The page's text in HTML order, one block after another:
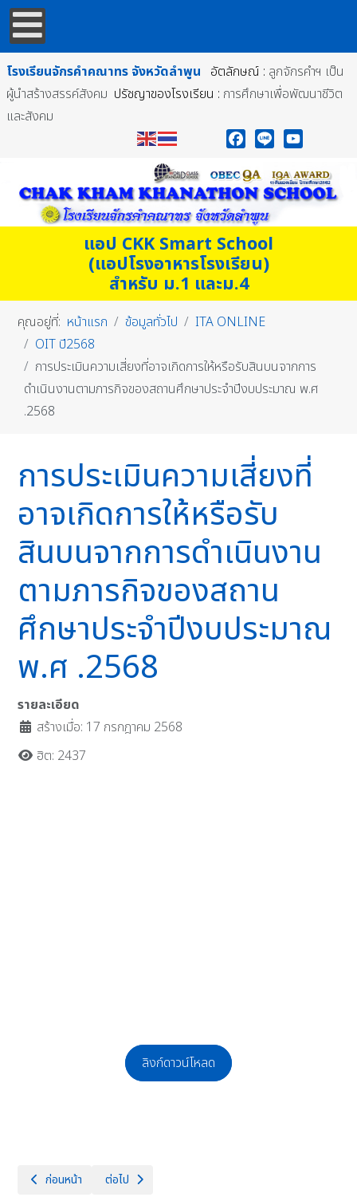
โรงเรียนจักรคำคณาทร จังหวัดลำพูน อัตลักษณ์ : ลูกจักรคำฯ เป็น
ผู้นำสร้างสรรค์สังคม ปรัชญาของโรงเรียน : การศึกษาเพื่อพัฒนาชีวิต
และสังคม
แอป CKK Smart School
(แอปโรงอาหารโรงเรียน)
สำหรับ ม.1 และม.4
คุณอยู่ที่: หน้าแรก ข้อมูลทั่วไป
ITA ONLINE
OIT ปี2568
การประเมินความเสี่ยงที่อาจเกิดการให้หรือรับสินบนจากการ
ดำเนินงานตามภารกิจของสถานศึกษาประจำปีงบประมาณ พ.ศ
.2568
การประเมินความเสี่ยงที่
อาจเกิดการให้หรือรับ
สินบนจากการดำเนินงาน
ตามภารกิจของสถาน
ศึกษาประจำปีงบประมาณ
พ.ศ .2568
รายละเอียด
สร้างเมื่อ: 17 กรกฎาคม 2568
ฮิต: 2437
ลิงก์ดาวน์โหลด
เนื้อหาก่อนหน้า: คู่มือหรือแนวทางการปฏิบัติงานของครูและบุคลากรทางการ
ก่อนหน้า เนื้อหาถัดไป: มาตรการส่งเสริมคุณธรรมและความโปร่งใสภ
ต่อไป